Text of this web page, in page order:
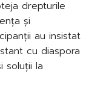
drepturile
și
au insistat
cu diaspora
soluții la